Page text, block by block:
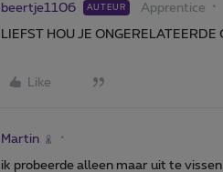
beertje1106 AUTEUR Apprentice
LIEFST HOU JE
Like
Martin
ik probeerde alleen maar uit te